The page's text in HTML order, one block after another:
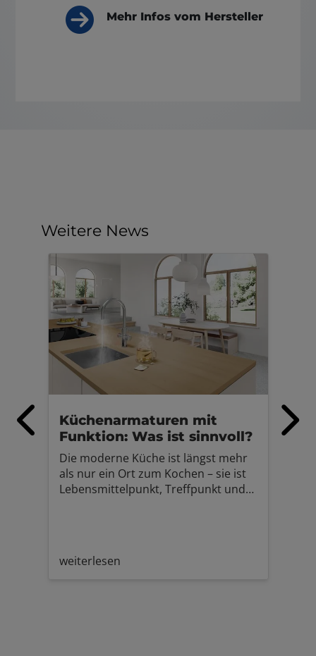
Mehr Infos vom Hersteller
Weitere News
Küchenarmaturen mit
Funktion: Was ist sinnvoll?
Die moderne Küche ist längst mehr
als nur ein Ort zum Kochen – sie ist
Lebensmittelpunkt, Treffpunkt und
klassischen Warm- und Kaltwasser
weiterlesen